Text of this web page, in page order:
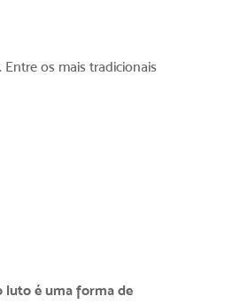
os mais tradicionais
luto é uma forma de